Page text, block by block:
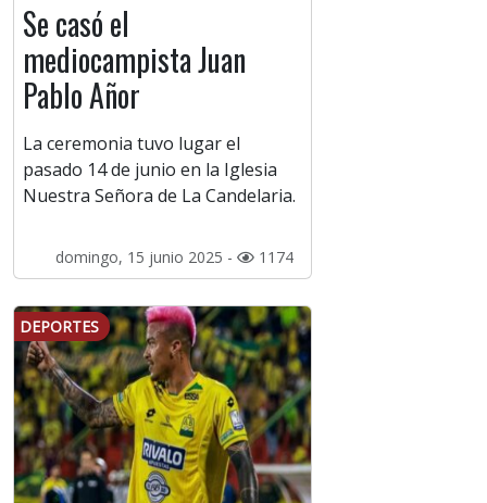
Se casó el
mediocampista Juan
Pablo Añor
La ceremonia tuvo lugar el
pasado 14 de junio en la Iglesia
Nuestra Señora de La Candelaria.
domingo, 15 junio 2025 - 1174
DEPORTES